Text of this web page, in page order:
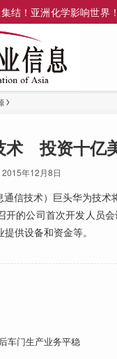
结！亚洲化学影响世界！
术 投资十亿
2015年12月8日
技术）巨头华为技术
开的公司首次开发人员
供设备和资金等。
车门生产业务平稳